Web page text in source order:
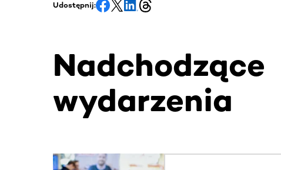
Udostępnij:
Nadchodzące
wydarzenia
Ta sekcja zawiera treści przewijane w poziomie.